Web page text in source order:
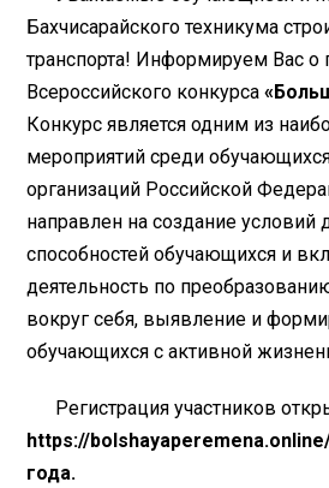
Бахчисарайского техникума
транспорта! Информируем Вас о
Всероссийского конкурса
Конкурс является одним из
мероприятий среди
организаций Российской
направлен на создание условий
способностей обучающихся и
деятельность по
вокруг себя, выявление и
обучающихся с активной
Регистрация участников
https://
года.